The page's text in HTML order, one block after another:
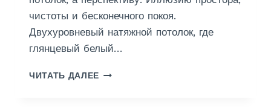
чистоты и бесконечного покоя.
Двухуровневый натяжной потолок, где
глянцевый белый…
ЧИТАТЬ ДАЛЕЕ П